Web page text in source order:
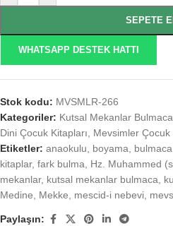
SEPETE
WHATSAPP DESTEK HATTI
Stok kodu: MVSMLR-266
Kategoriler: Kutsal Mekanlar
Dini Çocuk Kitapları
Mevsimler Çocuk
Etiketler: anaokulu boyama bulmaca
kitaplar, fark bulma Hz. Muhammed
mekanlar, kutsal mekanlar bulmaca
Medine
Mekke mescid-i nebevi
Paylaşın: